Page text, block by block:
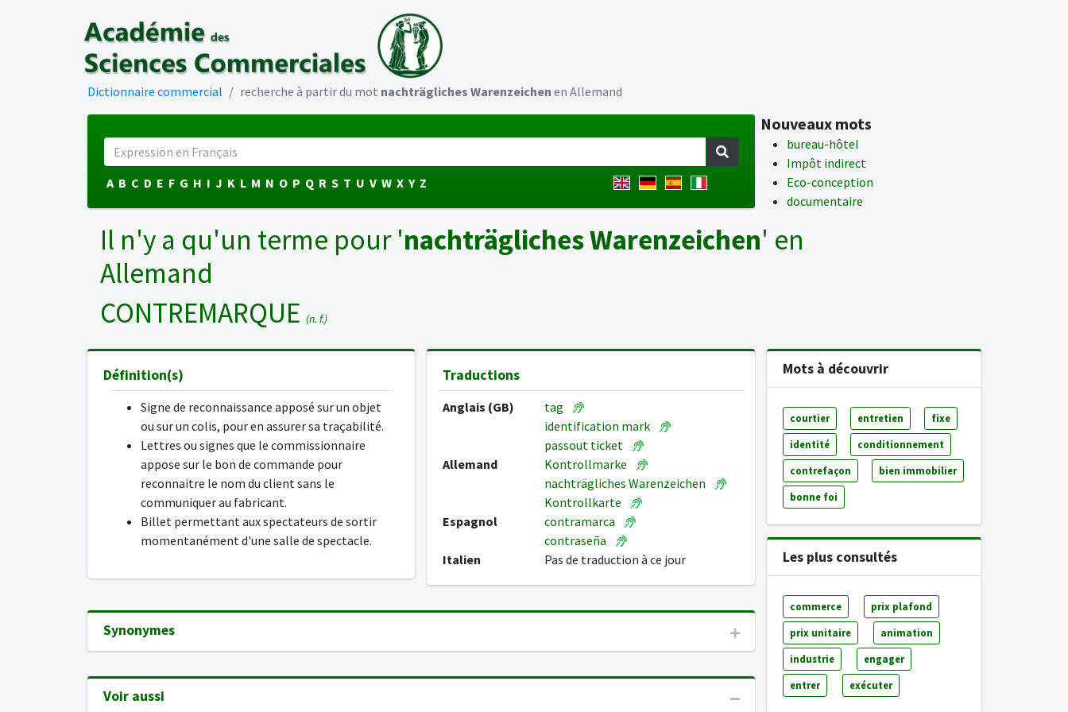
Dictionnaire commercial recherche à partir du mot nachträgliches Warenzeichen en Allemand
A B C D E F G H I J K L M N O P Q R S T U V W X Y Z
Nouveaux mots
bureau-hôtel
Impôt indirect
Eco-conception
documentaire
Il n'y a qu'un terme pour 'nachträgliches Warenzeichen' en
Allemand
CONTREMARQUE (n. f.)
Définition(s)
Signe de reconnaissance apposé sur un objet
ou sur un colis, pour en assurer sa traçabilité.
Lettres ou signes que le commissionnaire
appose sur le bon de commande pour
reconnaitre le nom du client sans le
communiquer au fabricant.
Billet permettant aux spectateurs de sortir
momentanément d'une salle de spectacle.
Traductions
Anglais (GB)
tag
identification mark
passout ticket
Allemand
Kontrollmarke
nachträgliches Warenzeichen
Kontrollkarte
Espagnol
contramarca
contraseña
Italien
Pas de traduction à ce jour
Synonymes
Voir aussi
Mots à découvrir
courtier entretien fixe
identité conditionnement
contrefaçon bien immobilier
bonne foi
Les plus consultés
commerce prix plafond
prix unitaire animation
industrie engager
entrer exécuter